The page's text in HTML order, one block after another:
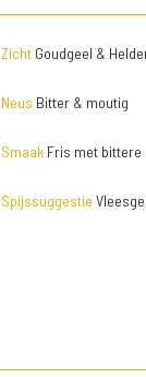
ZichtGoudgeel &
Neus Bitter & moutig
SmaakFris met bittere
Spijssuggestie